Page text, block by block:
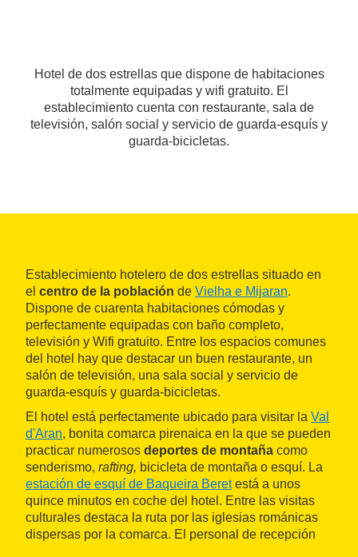
Hotel de dos estrellas que dispone de habitaciones
totalmente equipadas y wifi gratuito. El
establecimiento cuenta con restaurante, sala de
televisión, salón social y servicio de guarda-esquís y
guarda-bicicletas.
Establecimiento hotelero de dos estrellas situado en
el centro de la población de Vielha e Mijaran.
Dispone de cuarenta habitaciones cómodas y
perfectamente equipadas con baño completo,
televisión y Wifi gratuito. Entre los espacios comunes
del hotel hay que destacar un buen restaurante, un
salón de televisión, una sala social y servicio de
guarda-esquís y guarda-bicicletas.
El hotel está perfectamente ubicado para visitar la Val
d'Aran, bonita comarca pirenaica en la que se pueden
practicar numerosos deportes de montaña como
senderismo, rafting, bicicleta de montaña o esquí. La
estación de esquí de Baqueira Beretestá a unos
quince minutos en coche del hotel. Entre las visitas
culturales destaca la ruta por las iglesias románicas
dispersas por la comarca. El personal de recepción